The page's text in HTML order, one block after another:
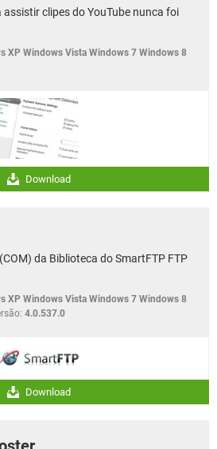
clipes do YouTube nunca foi
XP Windows Vista Windows 7 Windows 8
Download
da Biblioteca do SmartFTP FTP
XP Windows Vista Windows 7 Windows 8
4.0.537.0
Download